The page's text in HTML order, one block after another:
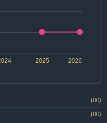
2025 2026
(80)
(80)